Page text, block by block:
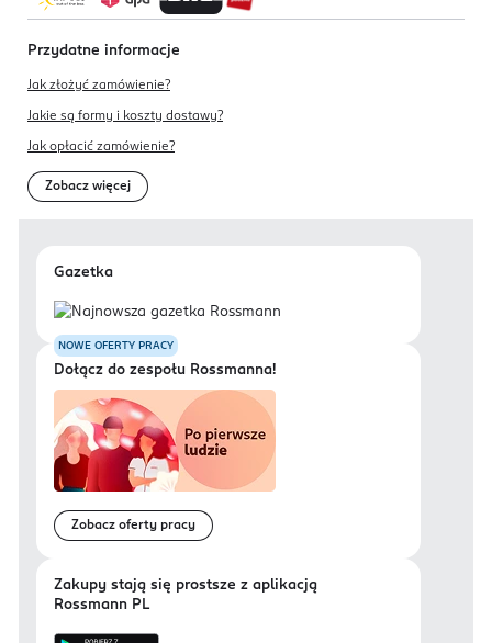
Przydatne informacje
Jak złożyć zamówienie?
Jakie są formy i koszty dostawy?
Jak opłacić zamówienie?
Zobacz więcej
Gazetka
NOWE OFERTY PRACY
Dołącz do zespołu Rossmanna!
Zobacz oferty pracy
Zakupy stają się prostsze z aplikacją
Rossmann PL